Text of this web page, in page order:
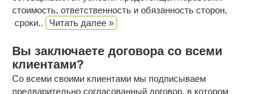
стоимость, ответственность и обязанность сторон,
сроки..
Читать далее »
Вы заключаете договора со всеми
клиентами?
Со всеми своими клиентами мы подписываем
предварительно согласованный договор, в котором